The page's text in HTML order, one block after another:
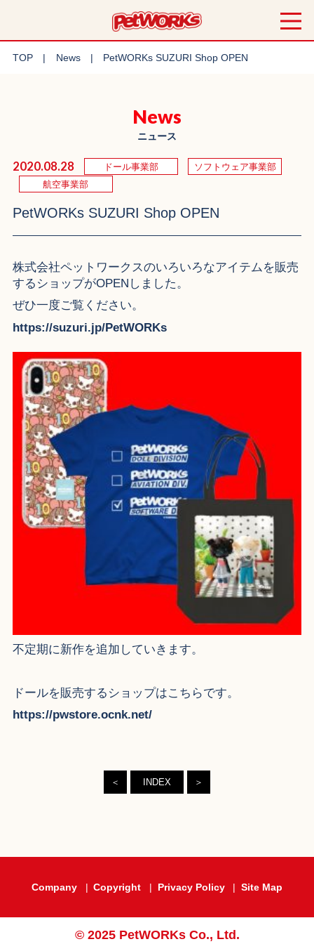
TOP News PetWORKs SUZURI Shop OPEN
News
ニュース
2020.08.28 ドール事業部
ソフトウェア事業部
航空事業部
PetWORKs SUZURI Shop OPEN
株式会社ペットワークスのいろいろなアイテムを販売
するショップがOPENしました。
ぜひ一度ご覧ください。
https://suzuri.jp/PetWORKs
不定期に新作を追加していきます。
ドールを販売するショップはこちらです。
https://pwstore.ocnk.net/
＜ INDEX ＞
Company Copyright Privacy Policy Site Map
© 2025 PetWORKs Co., Ltd.